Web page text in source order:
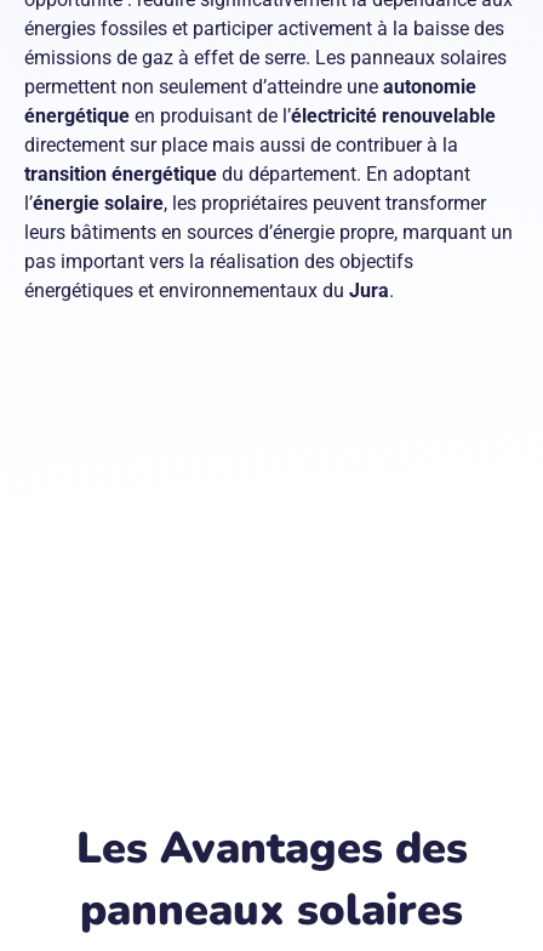
énergies fossiles et participer activement à la baisse des
émissions de gaz à effet de serre. Les panneaux solaires
permettent non seulement d’atteindre une autonomie
énergétique en produisant de l’électricité renouvelable
directement sur place mais aussi de contribuer à la
transition énergétique du département. En adoptant
l’énergie solaire, les propriétaires peuvent transformer
leurs bâtiments en sources d’énergie propre, marquant un
pas important vers la réalisation des objectifs
énergétiques et environnementaux du Jura.
Les Avantages des
panneaux solaires